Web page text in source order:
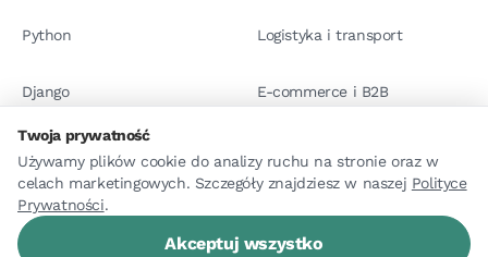
Python
Django
React.js
Astro
Logistyka i transport
E-commerce i B2B
Twoja prywatność
Używamy plików cookie do analizy ruchu na stronie oraz w
celach marketingowych. Szczegóły znajdziesz w naszej Polityce
Prywatności.
Akceptuj wszystko